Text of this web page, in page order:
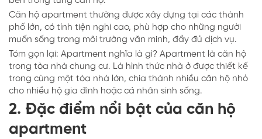
Căn hộ apartment thường được xây dựng tại các thành
phố lớn, có tính tiện nghi cao, phù hợp cho những người
muốn sống trong môi trường văn minh, đầy đủ dịch vụ.
Tóm gọn lại: Apartment nghĩa là gì? Apartment là căn hộ
trong tòa nhà chung cư. Là hình thức nhà ở được thiết kế
trong cùng một tòa nhà lớn, chia thành nhiều căn hộ nhỏ
cho nhiều hộ gia đình hoặc cá nhân sinh sống.
2. Đặc điểm nổi bật của căn hộ
apartment